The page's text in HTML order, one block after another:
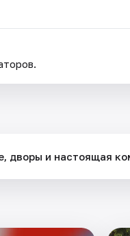
дворы и настоящая